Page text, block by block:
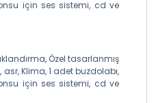
için ses sistemi, cd ve
Özel tasarlanmış
Klima, 1 adet buzdolabı,
için ses sistemi, cd ve